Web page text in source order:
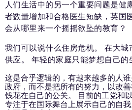
人们生活中的另一个重要问题是健
者数量增加和合格医生短缺，英国
会从哪里来一个摇摇欲坠的教育？
我们可以说什么住房危机。 在大城
供应。 年轻的家庭只能梦想自己的
这是合乎逻辑的，有越来越多的人谁
政府，而不是把所有的努力，以改
钱花在自己的公关。 目前的工党和
专注于在国际舞台上展示自己的自